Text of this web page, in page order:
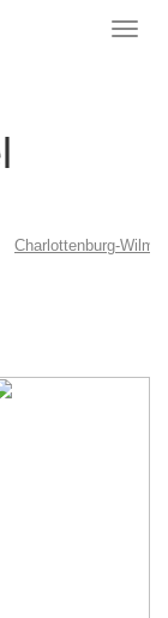
Charlottenburg-